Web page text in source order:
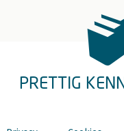
PRETTIG